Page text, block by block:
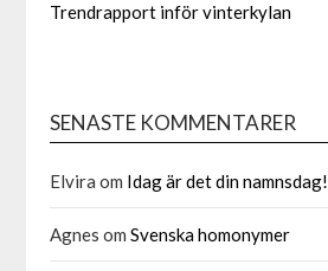
Trendrapport inför vinterkylan
SENASTE KOMMENTARER
Elvira om Idag är det din namnsdag!
Agnes omSvenska homonymer